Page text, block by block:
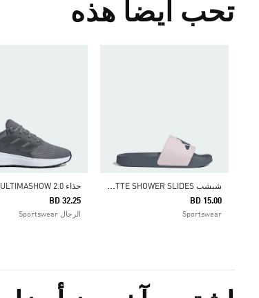
تحب أيضا هذه
ش
بشب ADILETTE SHOWER SLIDES
BD 15.00
Sportswear
حذاء ULTIMASHOW 2.0
BD 32.25
الرجال Sportswear